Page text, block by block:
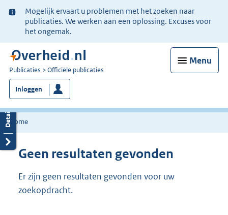
Ter
informatie:
Mogelijk ervaart u problemen met het zoeken naar
publicaties. We werken aan een oplossing. Excuses voor
het ongemak.
Menu
U
bent
nu
hier:
Publicaties Officiële publicaties
Inloggen
Home
Geen resultaten gevonden
Er zijn geen resultaten gevonden voor uw
zoekopdracht.